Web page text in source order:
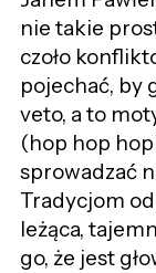
nie takie
czoło
pojechać, by
veto, a to
(hop hop
sprowadzać
Tradycjom
leżąca,
go, że jest